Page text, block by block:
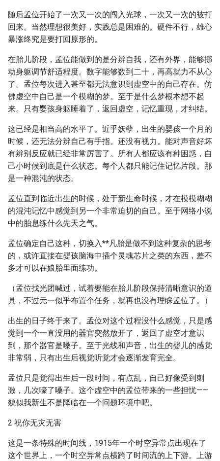
随后孟位开始了一次又一次的闯入光球，一次又一次的被打
回来。当然理想很美好，实践总是困难的。硬件不行，雄心
暴涨终究是要打回原形的。
在胎儿阶段，孟位能做到的是分辨自我，还有外界，能够挪
动身躯调节舒适程度。数字能够数到二十，再高就力不从心
了。孟位每次进入甚至都无法意识到虚空中的自己存在。仿
佛虚空中自己是一个模糊的梦。至于是什么梦根本想不起
来。只有婴孩身躯睡着了，返回虚空，记忆重现，才纠结。
这已经是相当高的水平了。近乎妖孽，出生的婴孩一个月的
时候，还无法分辨自己有手指。还没有视力。能对声音好坏
有辨别反应就已经非常厉害了。所有人都应该有种困惑，自
己小时候到底是什么状态。每个人都只能记住记忆片段。那
是一种混沌的状态。
孟位直到临近出生的时候，处于新生命时候，才在模模糊糊
的混沌记忆中感觉到另一个非常迫切的自己。至于网络小说
中的胎息练什么先天之气。
孟位确定自己这种，切换入**凡胎是做不到这种复杂的思考
的，或许直接在婴孩脑海中插个灵魂芯片之类的东西，差不
多才可以在娘胎里面练功。
（孟位找光团喊过，试着要能在胎儿阶段保持清晰意识的道
具，不过元一似乎布置个任务，就再也没有理睬孟位了。）
出生的日子终于来了。孟位对这个过程没什么感觉，只是感
觉到一个一直没用的器官突然放开了，返回了虚空才意识
到，那个器官是嗓子。至于光线和声音，出生的婴儿的感觉
非常弱，只有出生后视觉听觉才会逐渐发育完全。
孟位只是觉得出生后一段时间，有点乱，自己好像受到刺
激，几次嚎了嗓子。这个虚空中的孟位带来的一些担忧——
貌似我新生不是降临在一个问题环境中吧。
2 祝你无灾无害
这是一条特殊的时间线，1915年一个时空异常点出现在了
这个世界上，一个时空异常点横跨了时间流的上下游。上游